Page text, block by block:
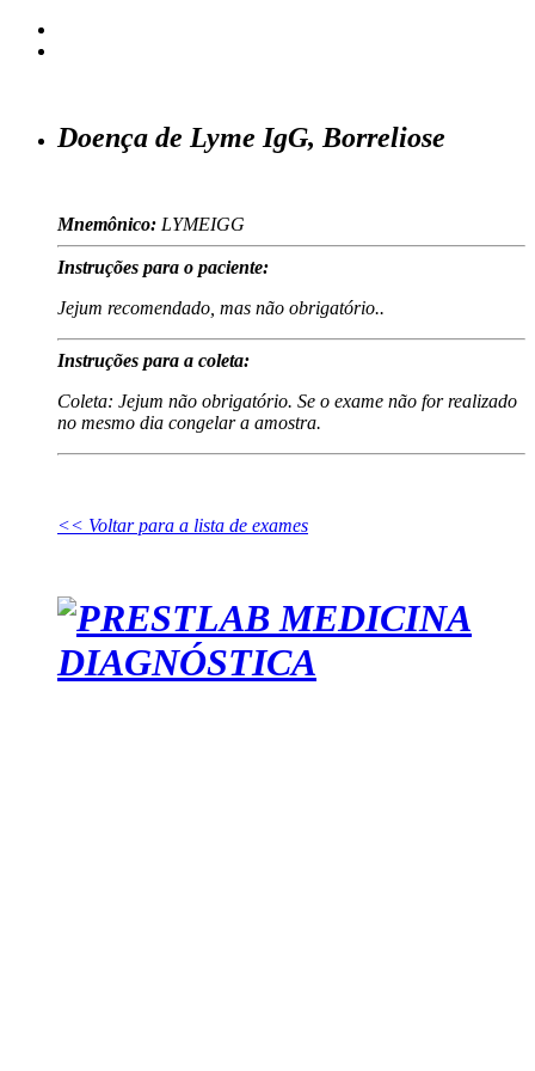
Doença de Lyme IgG, Borreliose
Mnemônico: LYMEIGG
Instruções para o paciente:
Jejum recomendado, mas não obrigatório..
Instruções para a coleta:
Coleta: Jejum não obrigatório. Se o exame não for realizado
no mesmo dia congelar a amostra.
<< Voltar para a lista de exames